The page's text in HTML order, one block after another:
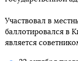
Участвовал в
баллотировался в
является